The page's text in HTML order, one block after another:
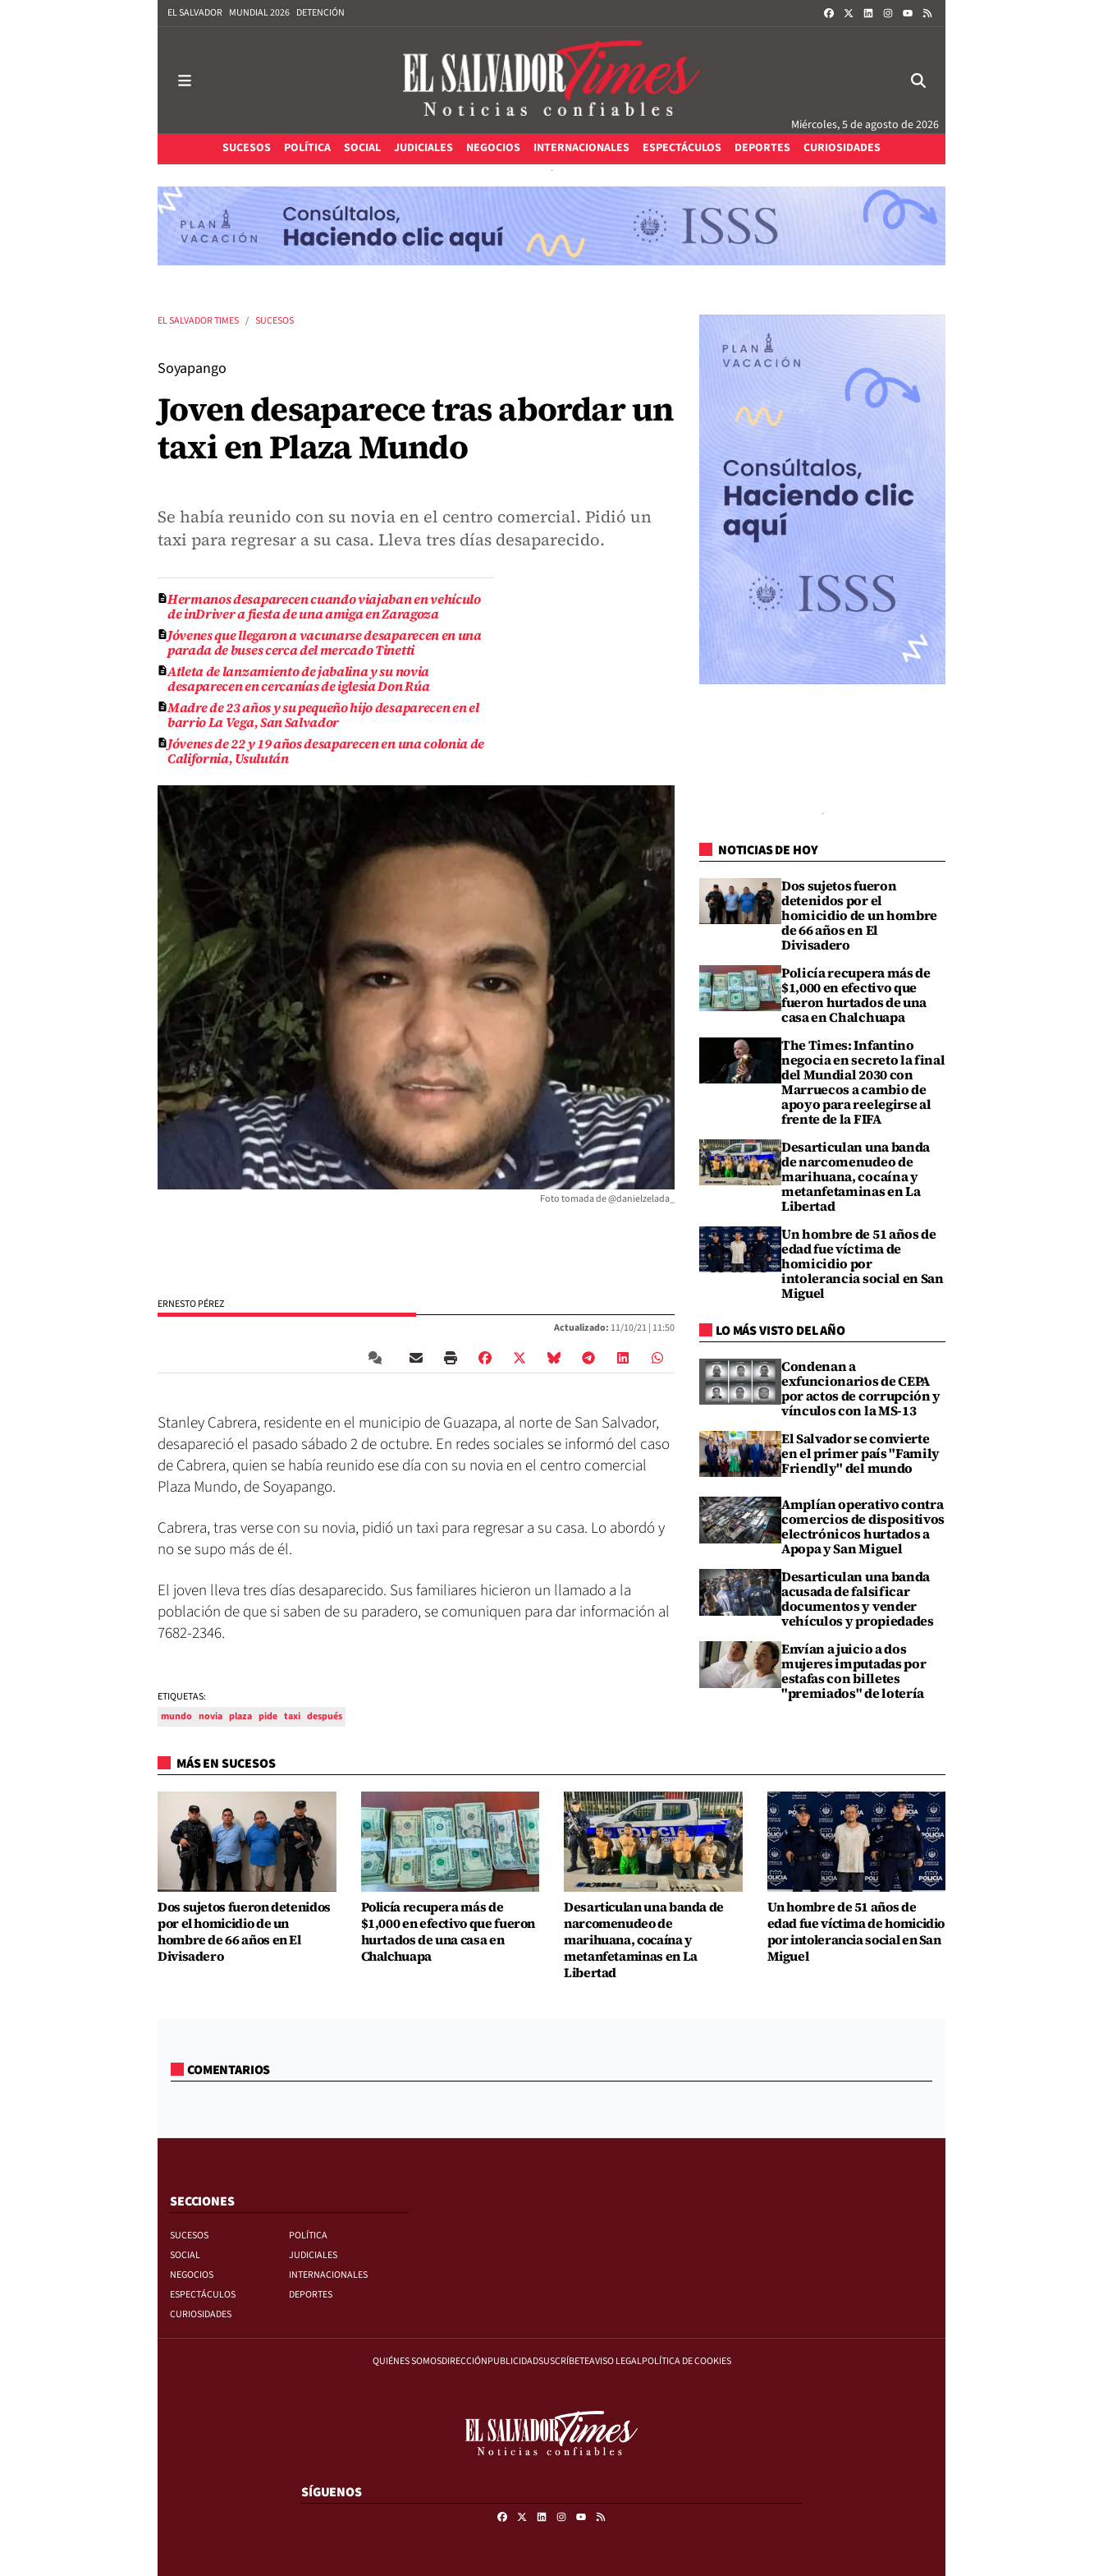
EL SALVADOR MUNDIAL 2026 DETENCIÓN FACEBOOKLINKEDININSTAGRAM
Miércoles, 5 de agosto de 2026
SUCESOS
POLÍTICA SOCIAL JUDICIALES NEGOCIOS INTERNACIONALES ESPECTÁCULOS DEPORTES CURIOSIDADES
EL SALVADOR TIMES SUCESOS
Soyapango
Joven desaparece tras abordar un
taxi en Plaza Mundo
Se había reunido con su novia en el centro comercial. Pidió un
taxi para regresar a su casa. Lleva tres días desaparecido.
Hermanos desaparecen cuando viajaban en vehículo
de inDriver a fiesta de una amiga en Zaragoza
Jóvenes que llegaron a vacunarse desaparecen en una
parada de buses cerca del mercado Tinetti
Atleta de lanzamiento de jabalina y su novia
desaparecen en cercanías de iglesia Don Rúa
Madre de 23 años y su pequeño hijo desaparecen en el
barrio La Vega, San Salvador
Jóvenes de 22 y 19 años desaparecen en una colonia de
California, Usulután
Foto tomada de @danielzelada_
ERNESTO PÉREZ
Actualizado: 11/10/21 | 11:50
Stanley Cabrera, residente en el municipio de Guazapa, al norte de San Salvador,
desapareció el pasado sábado 2 de octubre. En redes sociales se informó del caso
de Cabrera, quien se había reunido ese día con su novia en el centro comercial
Plaza Mundo, de Soyapango.
Cabrera, tras verse con su novia, pidió un taxi para regresar a su casa. Lo abordó y
no se supo más de él.
El joven lleva tres días desaparecido. Sus familiares hicieron un llamado a la
población de que si saben de su paradero, se comuniquen para dar información al
7682-2346.
ETIQUETAS:
mundo novia plaza pide taxi después
NOTICIAS DE HOY
Dos sujetos fueron
detenidos por el
homicidio de un hombre
de 66 años en El
Divisadero
Policía recupera más de
$1,000 en efectivo que
fueron hurtados de una
casa en Chalchuapa
The Times: Infantino
negocia en secreto la final
del Mundial 2030 con
Marruecos a cambio de
apoyo para reelegirse al
frente de la FIFA
Desarticulan una banda
de narcomenudeo de
marihuana, cocaína y
metanfetaminas en La
Libertad
Un hombre de 51 años de
edad fue víctima de
homicidio por
intolerancia social en San
Miguel
LO MÁS VISTO DEL AÑO
Condenan a
exfuncionarios de CEPA
por actos de corrupción y
vínculos con la MS-13
El Salvador se convierte
en el primer país "Family
Friendly" del mundo
Amplían operativo contra
comercios de dispositivos
electrónicos hurtados a
Apopa y San Miguel
Desarticulan una banda
acusada de falsificar
documentos y vender
vehículos y propiedades
Envían a juicio a dos
mujeres imputadas por
estafas con billetes
"premiados" de lotería
MÁS EN SUCESOS
Dos sujetos fueron detenidos
por el homicidio de un
hombre de 66 años en El
Divisadero
Policía recupera más de
$1,000 en efectivo que fueron
hurtados de una casa en
Chalchuapa
Desarticulan una banda de
narcomenudeo de
marihuana, cocaína y
metanfetaminas en La
Libertad
Un hombre de 51 años de
edad fue víctima de homicidio
por intolerancia social en San
Miguel
COMENTARIOS
SECCIONES
SUCESOS
POLÍTICA
SOCIAL
JUDICIALES
NEGOCIOS
INTERNACIONALES
ESPECTÁCULOS
DEPORTES
CURIOSIDADES
QUIÉNES SOMOSDIRECCIÓNPUBLICIDADSUSCRÍBETEAVISO LEGALPOLÍTICA DE COOKIES
SÍGUENOS
FacebookLinkedinInstagram